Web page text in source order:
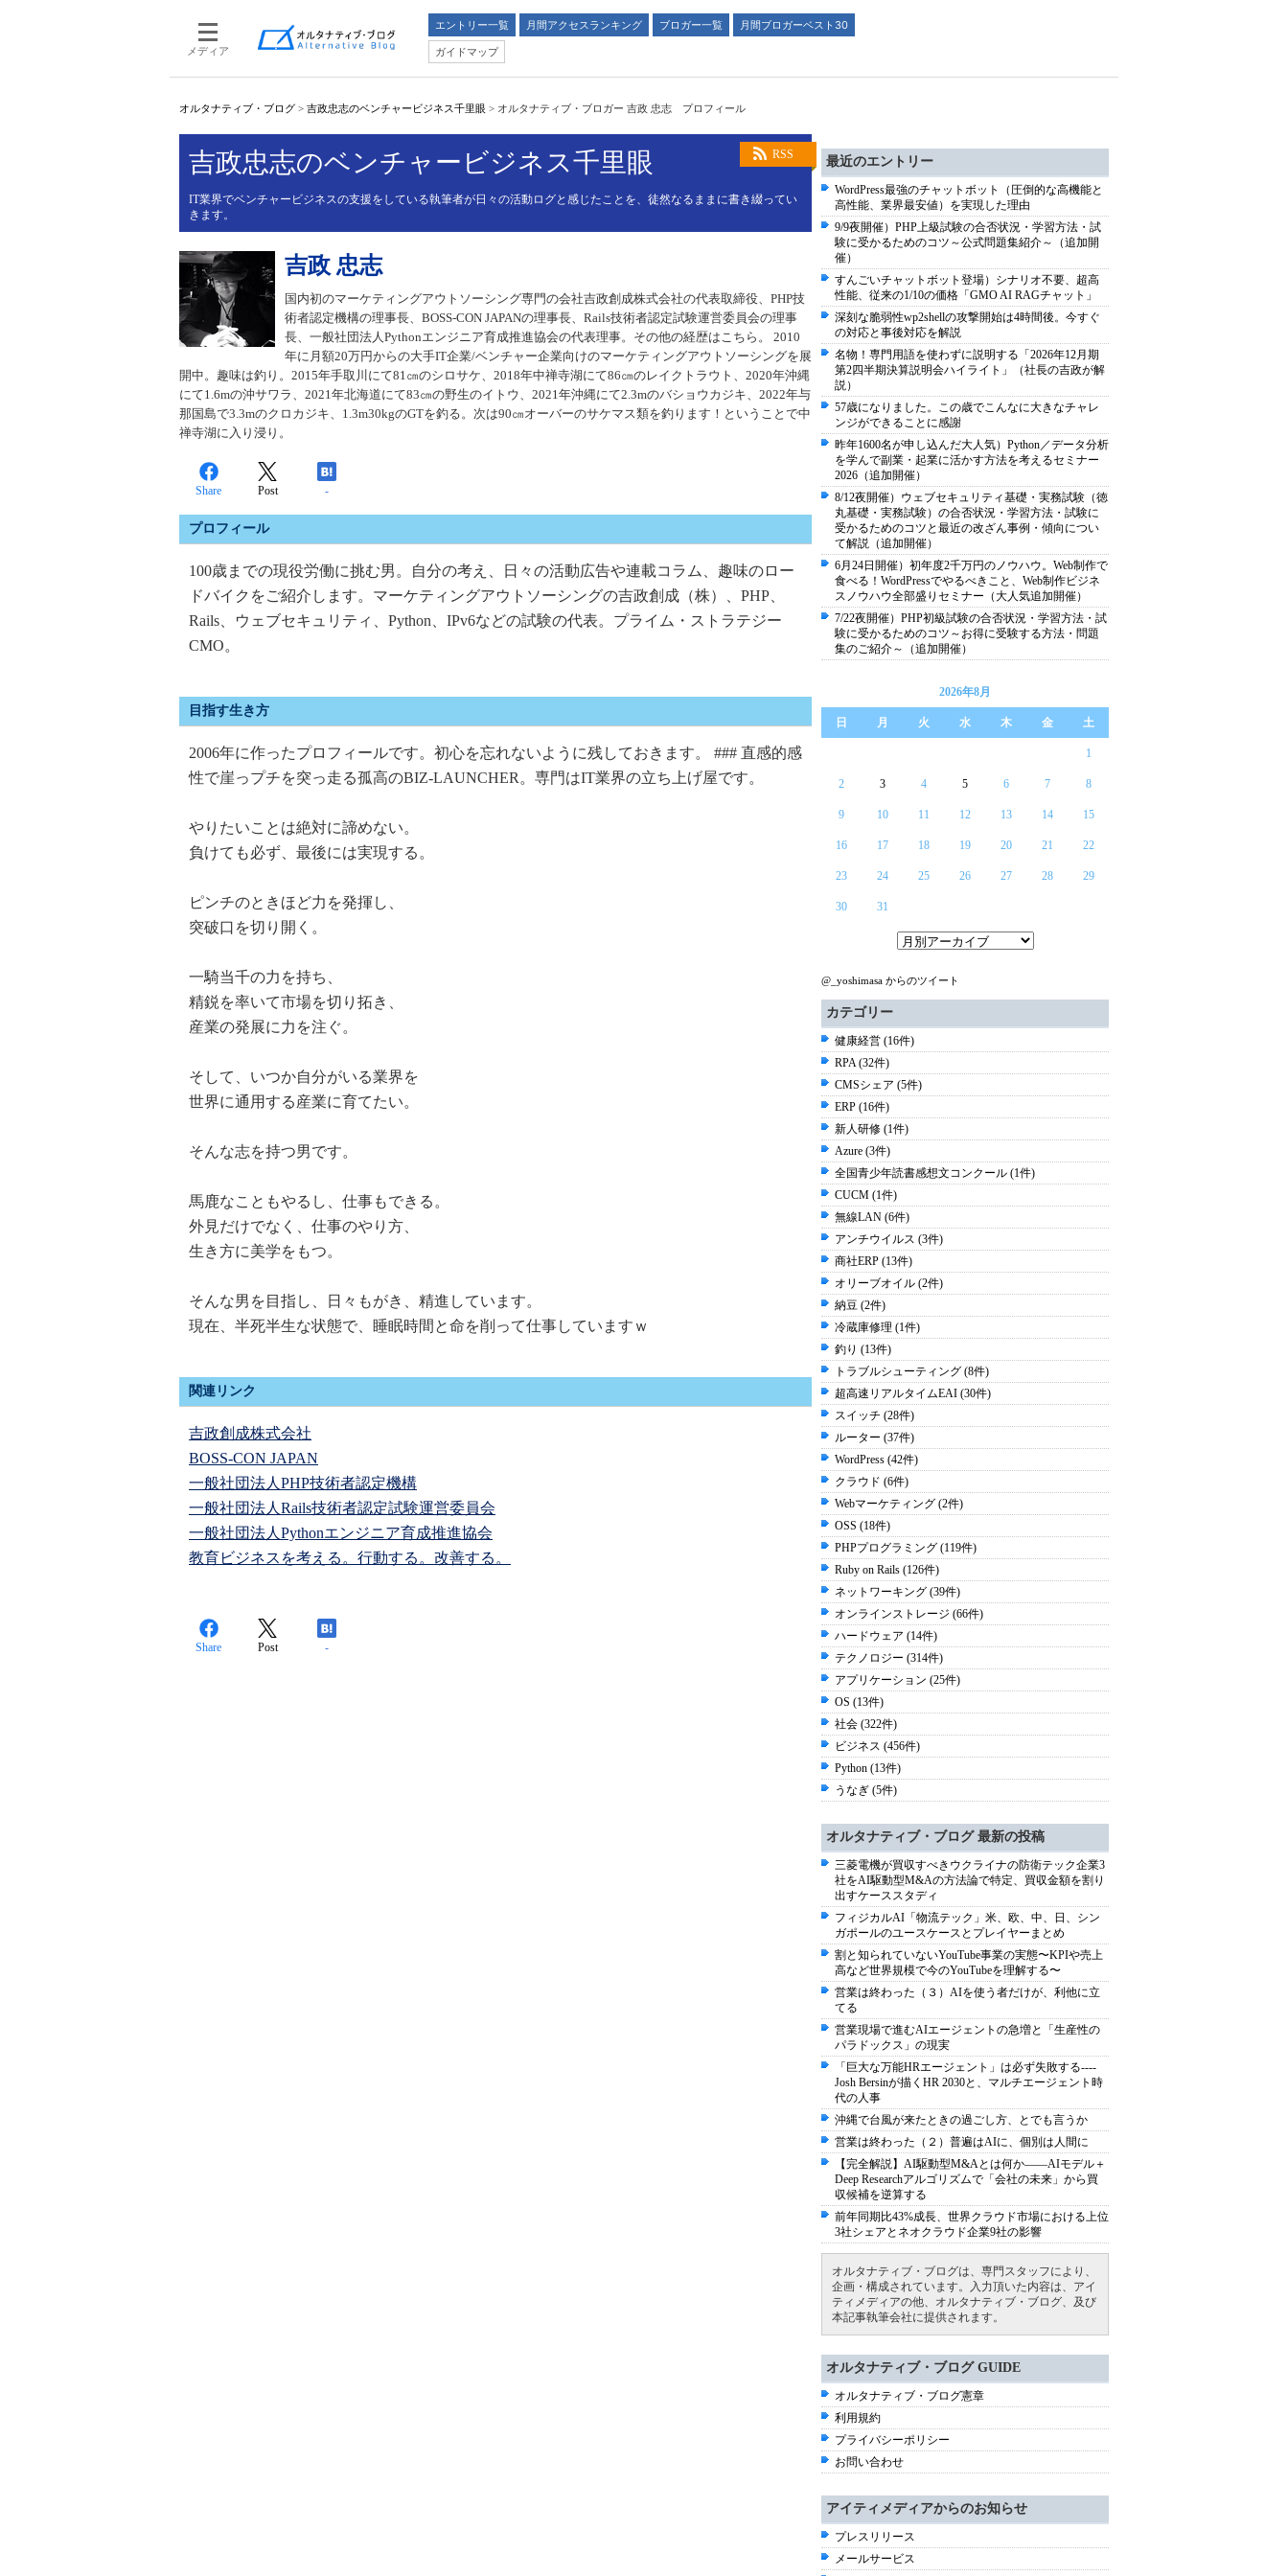
メディア
エントリー一覧 月間アクセスランキング ブロガー一覧
月間ブロガーベスト30
ガイドマップ
オルタナティブ・ブログ > 吉政忠志のベンチャービジネス千里眼 > オルタナティブ・ブロガー 吉政 忠志 プロフィール
RSS
吉政忠志のベンチャービジネス千里眼
IT業界でベンチャービジネスの支援をしている執筆者が日々の活動ログと感じたことを、徒然なるままに書き綴ってい
きます。
吉政 忠志
国内初のマーケティングアウトソーシング専門の会社吉政創成株式会社の代表取締役、PHP技
術者認定機構の理事長、BOSS-CON JAPANの理事長、Rails技術者認定試験運営委員会の理事
長、一般社団法人Pythonエンジニア育成推進協会の代表理事。その他の経歴はこちら。 2010
年に月額20万円からの大手IT企業/ベンチャー企業向けのマーケティングアウトソーシングを展
開中。趣味は釣り。2015年手取川にて81㎝のシロサケ、2018年中禅寺湖にて86㎝のレイクトラウト、2020年沖縄
にて1.6mの沖サワラ、2021年北海道にて83㎝の野生のイトウ、2021年沖縄にて2.3mのバショウカジキ、2022年与
那国島で3.3mのクロカジキ、1.3m30kgのGTを釣る。次は90㎝オーバーのサケマス類を釣ります！ということで中
禅寺湖に入り浸り。
Share Post -
プロフィール
100歳までの現役労働に挑む男。自分の考え、日々の活動広告や連載コラム、趣味のロー
ドバイクをご紹介します。マーケティングアウトソーシングの吉政創成（株）、PHP、
Rails、ウェブセキュリティ、Python、IPv6などの試験の代表。プライム・ストラテジー
CMO。
目指す生き方
2006年に作ったプロフィールです。初心を忘れないように残しておきます。 ### 直感的感
性で崖っプチを突っ走る孤高のBIZ-LAUNCHER。専門はIT業界の立ち上げ屋です。
やりたいことは絶対に諦めない。
負けても必ず、最後には実現する。
ピンチのときほど力を発揮し、
突破口を切り開く。
一騎当千の力を持ち、
精鋭を率いて市場を切り拓き、
産業の発展に力を注ぐ。
そして、いつか自分がいる業界を
世界に通用する産業に育てたい。
そんな志を持つ男です。
馬鹿なこともやるし、仕事もできる。
外見だけでなく、仕事のやり方、
生き方に美学をもつ。
そんな男を目指し、日々もがき、精進しています。
現在、半死半生な状態で、睡眠時間と命を削って仕事していますｗ
関連リンク
吉政創成株式会社
BOSS-CON JAPAN
一般社団法人PHP技術者認定機構
一般社団法人Rails技術者認定試験運営委員会
一般社団法人Pythonエンジニア育成推進協会
教育ビジネスを考える。行動する。改善する。
Share Post -
最近のエントリー
WordPress最強のチャットボット（圧倒的な高機能と
高性能、業界最安値）を実現した理由
9/9夜開催）PHP上級試験の合否状況・学習方法・試
験に受かるためのコツ～公式問題集紹介～（追加開
催）
すんごいチャットボット登場）シナリオ不要、超高
性能、従来の1/10の価格「GMO AI RAGチャット」
深刻な脆弱性wp2shellの攻撃開始は4時間後。今すぐ
の対応と事後対応を解説
名物！専門用語を使わずに説明する「2026年12月期
第2四半期決算説明会ハイライト」（社長の吉政が解
説）
57歳になりました。この歳でこんなに大きなチャレ
ンジができることに感謝
昨年1600名が申し込んだ大人気）Python／データ分析
を学んで副業・起業に活かす方法を考えるセミナー
2026（追加開催）
8/12夜開催）ウェブセキュリティ基礎・実務試験（徳
丸基礎・実務試験）の合否状況・学習方法・試験に
受かるためのコツと最近の改ざん事例・傾向につい
て解説（追加開催）
6月24日開催）初年度2千万円のノウハウ。Web制作で
食べる！WordPressでやるべきこと、Web制作ビジネ
スノウハウ全部盛りセミナー（大人気追加開催）
7/22夜開催）PHP初級試験の合否状況・学習方法・試
験に受かるためのコツ～お得に受験する方法・問題
集のご紹介～（追加開催）
2026年8月
日 月 火 水 木 金 土
1
2 3 4 5 6 7 8
9 10 11 12 13 14 15
16 17 18 19 20 21 22
23 24 25 26 27 28 29
30 31
@_yoshimasa からのツイート
カテゴリー
健康経営 (16件)
RPA (32件)
CMSシェア (5件)
ERP (16件)
新人研修 (1件)
Azure (3件)
全国青少年読書感想文コンクール (1件)
CUCM (1件)
無線LAN (6件)
アンチウイルス (3件)
商社ERP (13件)
オリーブオイル (2件)
納豆 (2件)
冷蔵庫修理 (1件)
釣り (13件)
トラブルシューティング (8件)
超高速リアルタイムEAI (30件)
スイッチ (28件)
ルーター (37件)
WordPress (42件)
クラウド (6件)
Webマーケティング (2件)
OSS (18件)
PHPプログラミング (119件)
Ruby on Rails (126件)
ネットワーキング (39件)
オンラインストレージ (66件)
ハードウェア (14件)
テクノロジー (314件)
アプリケーション (25件)
OS (13件)
社会 (322件)
ビジネス (456件)
Python (13件)
うなぎ (5件)
オルタナティブ・ブログ 最新の投稿
三菱電機が買収すべきウクライナの防衛テック企業3
社をAI駆動型M&Aの方法論で特定、買収金額を割り
出すケーススタディ
フィジカルAI「物流テック」米、欧、中、日、シン
ガポールのユースケースとプレイヤーまとめ
割と知られていないYouTube事業の実態〜KPIや売上
高など世界規模で今のYouTubeを理解する〜
営業は終わった（３）AIを使う者だけが、利他に立
てる
営業現場で進むAIエージェントの急増と「生産性の
パラドックス」の現実
「巨大な万能HRエージェント」は必ず失敗する----
Josh Bersinが描くHR 2030と、マルチエージェント時
代の人事
沖縄で台風が来たときの過ごし方、とでも言うか
営業は終わった（２）普遍はAIに、個別は人間に
【完全解説】AI駆動型M&Aとは何か――AIモデル＋
Deep Researchアルゴリズムで「会社の未来」から買
収候補を逆算する
前年同期比43%成長、世界クラウド市場における上位
3社シェアとネオクラウド企業9社の影響
オルタナティブ・ブログは、専門スタッフにより、
企画・構成されています。入力頂いた内容は、アイ
ティメディアの他、オルタナティブ・ブログ、及び
本記事執筆会社に提供されます。
オルタナティブ・ブログ GUIDE
オルタナティブ・ブログ憲章
利用規約
プライバシーポリシー
お問い合わせ
アイティメディアからのお知らせ
プレスリリース
メールサービス